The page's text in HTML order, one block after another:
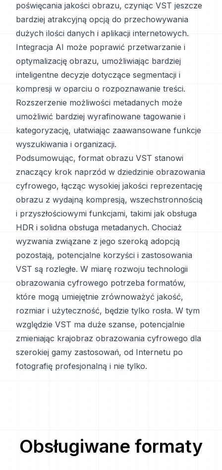
poświęcania jakości obrazu, czyniąc VST jeszcze
bardziej atrakcyjną opcją do przechowywania
dużych ilości danych i aplikacji internetowych.
Integracja AI może poprawić przetwarzanie i
optymalizację obrazu, umożliwiając bardziej
inteligentne decyzje dotyczące segmentacji i
kompresji w oparciu o rozpoznawanie treści.
Rozszerzenie możliwości metadanych może
umożliwić bardziej wyrafinowane tagowanie i
kategoryzację, ułatwiając zaawansowane funkcje
wyszukiwania i organizacji.
Podsumowując, format obrazu VST stanowi
znaczący krok naprzód w dziedzinie obrazowania
cyfrowego, łącząc wysokiej jakości reprezentację
obrazu z wydajną kompresją, wszechstronnością
i przyszłościowymi funkcjami, takimi jak obsługa
HDR i solidna obsługa metadanych. Chociaż
wyzwania związane z jego szeroką adopcją
pozostają, potencjalne korzyści i zastosowania
VST są rozległe. W miarę rozwoju technologii
obrazowania cyfrowego potrzeba formatów,
które mogą umiejętnie zrównoważyć jakość,
rozmiar i użyteczność, będzie tylko rosła. W tym
względzie VST ma duże szanse, potencjalnie
zmieniając krajobraz obrazowania cyfrowego dla
szerokiej gamy zastosowań, od Internetu po
fotografię profesjonalną i nie tylko.
Obsługiwane formaty